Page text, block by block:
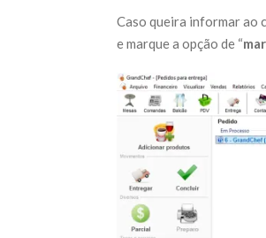
Caso queira informar ao
e marque a opção de “